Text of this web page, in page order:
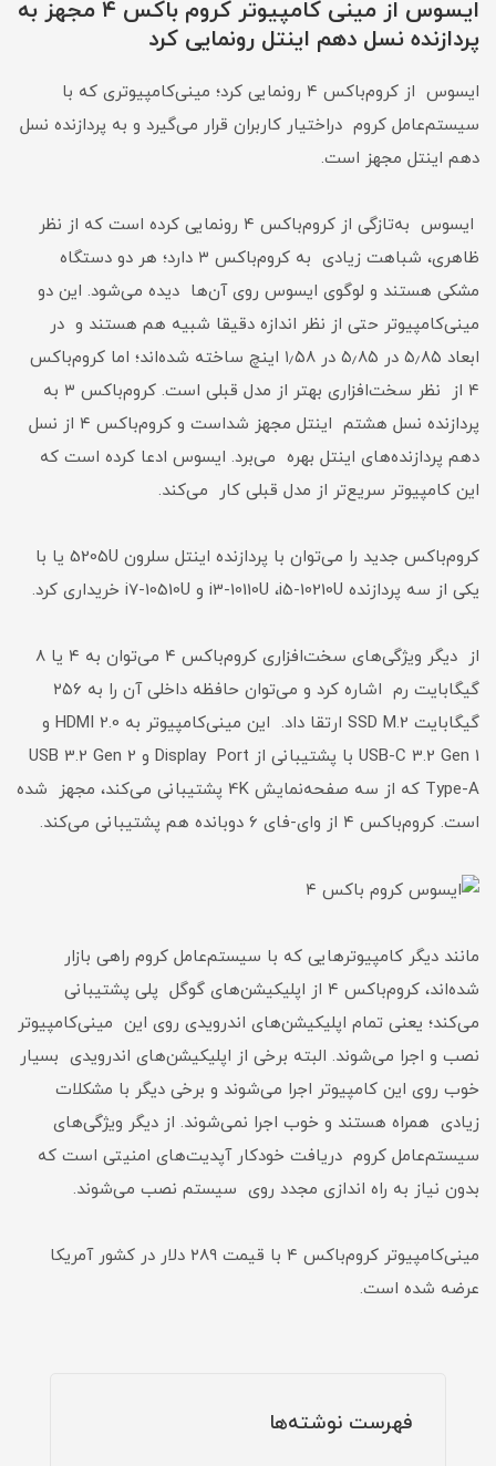
ایسوس از مینی ‌کامپیوتر کروم ‌باکس ۴ مجهز به
پردازنده نسل دهم اینتل رونمایی کرد
ایسوس از کروم‌باکس ۴ رونمایی کرد؛ مینی‌کامپیوتری که با
سیستم‌عامل کروم دراختیار کاربران قرار می‌گیرد و به پردازنده نسل
دهم اینتل مجهز است.
ایسوس به‌تازگی از کروم‌باکس ۴ رونمایی کرده است که از نظر
ظاهری، شباهت زیادی به کروم‌باکس ۳ دارد؛ هر دو دستگاه
مشکی هستند و لوگوی ایسوس روی آن‌ها دیده می‌شود. این دو
مینی‌کامپیوتر حتی از نظر اندازه دقیقا شبیه هم هستند و در
ابعاد ۵٫۸۵ در ۵٫۸۵ در ۱٫۵۸ اینچ ساخته شده‌اند؛ اما کروم‌باکس
۴ از نظر سخت‌افزاری بهتر از مدل قبلی است. کروم‌باکس ۳ به
پردازنده نسل هشتم اینتل مجهز شداست و کروم‌باکس ۴ از نسل
دهم پردازنده‌های اینتل بهره می‌برد. ایسوس ادعا کرده است که
این کامپیوتر سریع‌تر از مدل قبلی کار می‌کند.
کروم‌باکس جدید را می‌توان با پردازنده اینتل سلرون 5205U یا با
یکی از سه پردازنده i3-10110U ،i5-10210U و i7-10510U خریداری کرد.
از دیگر ویژگی‌های سخت‌افزاری کروم‌باکس ۴ می‌توان به ۴ یا ۸
گیگابایت رم اشاره کرد و می‌توان حافظه داخلی آن را به ۲۵۶
گیگابایت SSD M.2 ارتقا داد. این مینی‌کامپیوتر به HDMI 2.0 و
USB-C 3.2 Gen 1 با پشتیبانی از Display Port و USB 3.2 Gen 2
Type-A که از سه صفحه‌نمایش 4K پشتیبانی می‌کند، مجهز شده
است. کروم‌باکس ۴ از وای-فای ۶ دوبانده هم پشتیبانی می‌کند.
مانند دیگر کامپیوترهایی که با سیستم‌عامل کروم راهی بازار
شده‌اند، کروم‌باکس ۴ از اپلیکیشن‌های گوگل پلی پشتیبانی
می‌کند؛ یعنی تمام اپلیکیشن‌های اندرویدی روی این مینی‌کامپیوتر
نصب و اجرا می‌شوند. البته برخی از اپلیکیشن‌های اندرویدی بسیار
خوب روی این کامپیوتر اجرا می‌شوند و برخی دیگر با مشکلات
زیادی همراه هستند و خوب اجرا نمی‌شوند. از دیگر ویژگی‌های
سیستم‌عامل کروم دریافت خودکار آپدیت‌های امنیتی است که
بدون نیاز به راه اندازی مجدد روی سیستم نصب می‌شوند.
مینی‌کامپیوتر کروم‌باکس ۴ با قیمت ۲۸۹ دلار در کشور آمریکا
عرضه شده است.
فهرست نوشته‌ها